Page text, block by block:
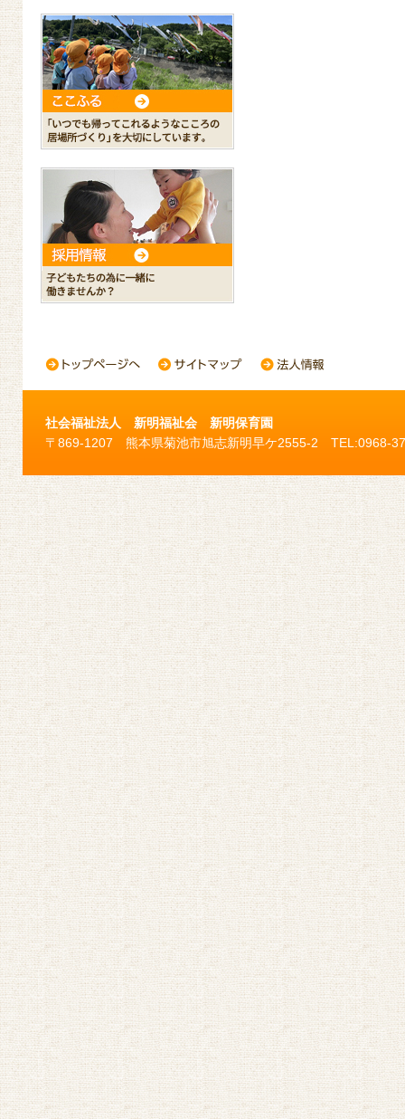
社会福祉法人 新明福祉会 新明保育園
〒869-1207 熊本県菊池市旭志新明早ケ2555-2 TEL:0968-